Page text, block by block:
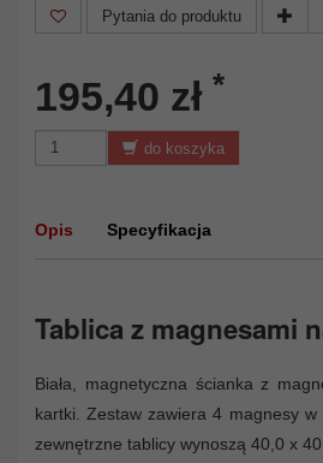
Pytania do produktu
195,40 zł *
do koszyka
Opis Specyfikacja
Tablica z magnesami
Biała, magnetyczna ścianka z
kartki. Zestaw zawiera 4 magnesy w
zewnętrzne tablicy wynoszą 40,0 x